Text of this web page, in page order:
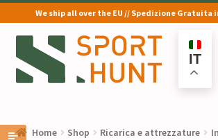
We ship all over the EU // Spedizione Gratuita
Vai
alla
navigazione
Vai
al
contenuto
IT
Home Shop Ricarica e attrezzature